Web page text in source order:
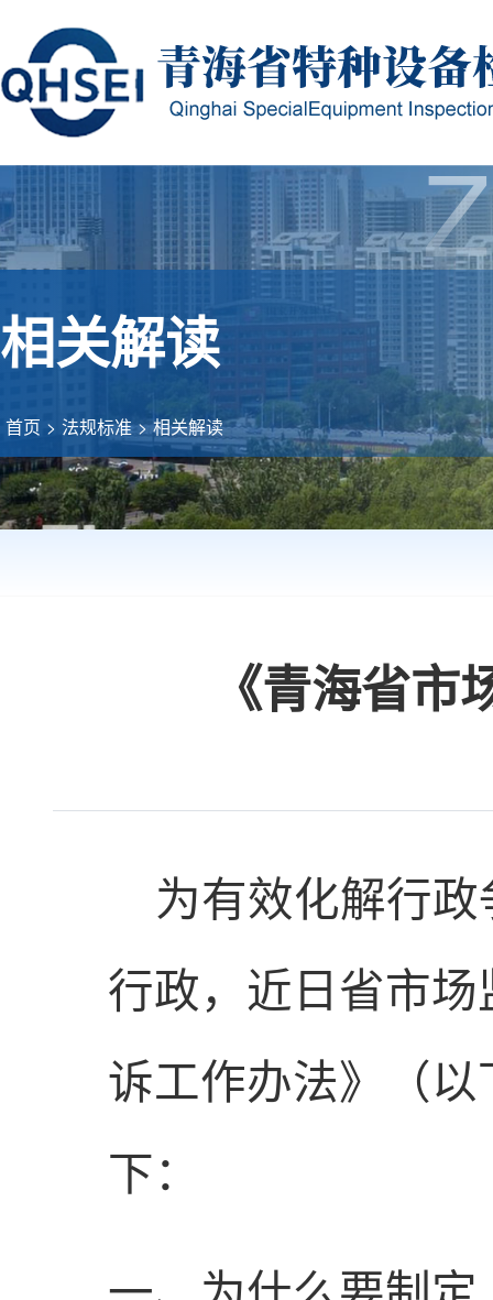
相关解读
首页 > 法规标准 > 相关解读
《青海省
为有效化解行
行政，近日省市
诉工作办法》（以
下：